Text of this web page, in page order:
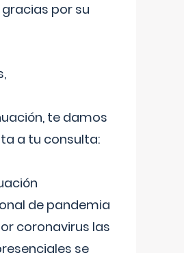
por su
te damos
a tu consulta:
de pandemia
coronavirus las
se